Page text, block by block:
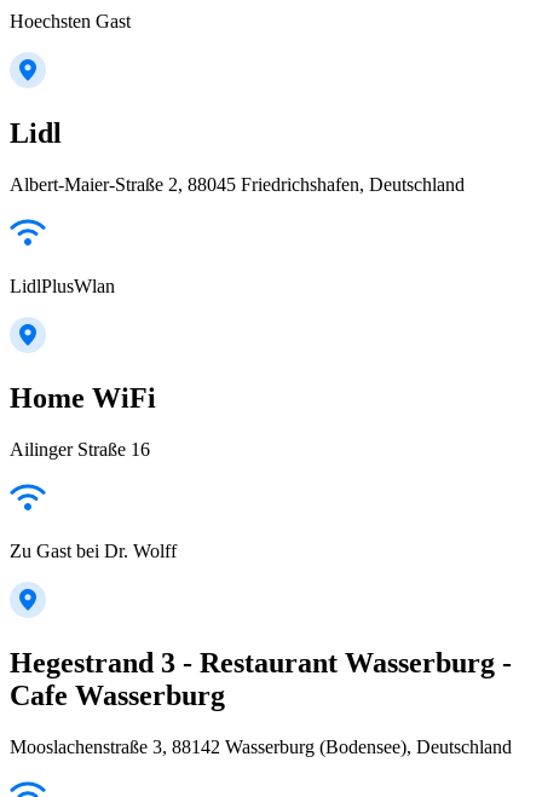
Hoechsten Gast
Lidl
Albert-Maier-Straße 2, 88045 Friedrichshafen, Deutschland
LidlPlusWlan
Home WiFi
Ailinger Straße 16
Zu Gast bei Dr. Wolff
Hegestrand 3 - Restaurant Wasserburg -
Cafe Wasserburg
Mooslachenstraße 3, 88142 Wasserburg (Bodensee), Deutschland